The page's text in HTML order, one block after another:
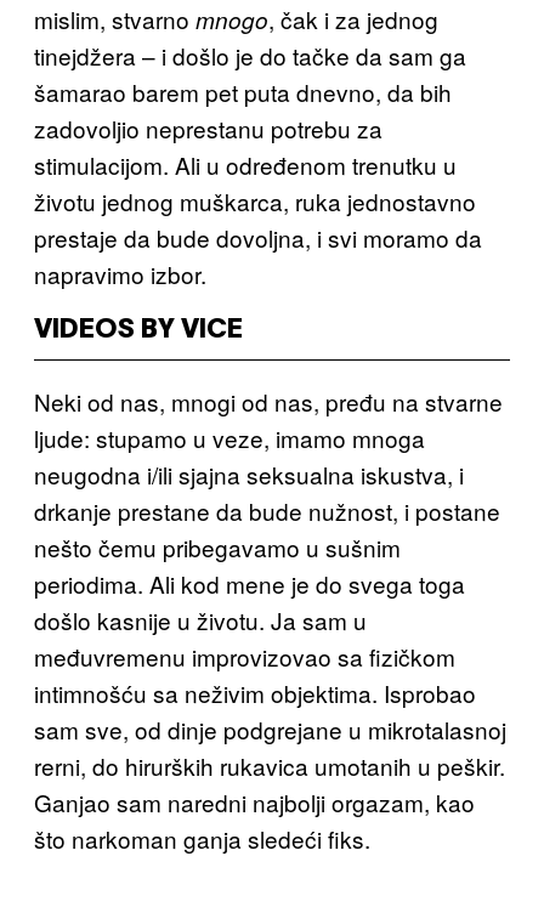
mislim, stvarno mnogo, čak i za jednog
tinejdžera – i došlo je do tačke da sam ga
šamarao barem pet puta dnevno, da bih
zadovoljio neprestanu potrebu za
stimulacijom. Ali u određenom trenutku u
životu jednog muškarca, ruka jednostavno
prestaje da bude dovoljna, i svi moramo da
napravimo izbor.
VIDEOS BY VICE
Neki od nas, mnogi od nas, pređu na stvarne
ljude: stupamo u veze, imamo mnoga
neugodna i/ili sjajna seksualna iskustva, i
drkanje prestane da bude nužnost, i postane
nešto čemu pribegavamo u sušnim
periodima. Ali kod mene je do svega toga
došlo kasnije u životu. Ja sam u
međuvremenu improvizovao sa fizičkom
intimnošću sa neživim objektima. Isprobao
sam sve, od dinje podgrejane u mikrotalasnoj
rerni, do hirurških rukavica umotanih u peškir.
Ganjao sam naredni najbolji orgazam, kao
što narkoman ganja sledeći fiks.